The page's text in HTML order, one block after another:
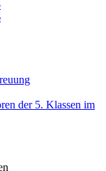
der 5. Klassen im